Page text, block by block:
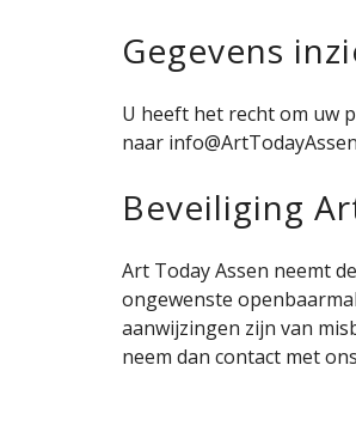
Gegevens
U heeft het recht om uw
naar
Beveiliging
Art Today Assen neemt
ongewenste
aanwijzingen zijn van
neem dan contact met